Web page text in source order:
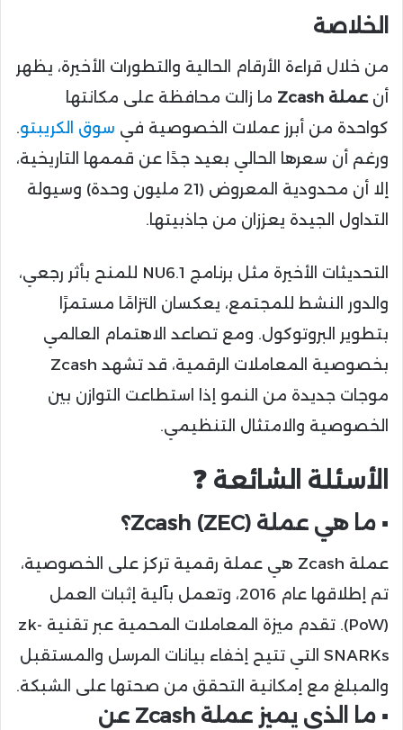
الخلاصة
من خلال قراءة الأرقام الحالية والتطورات الأخيرة، يظهر
أنعملة Zcash
ما زالت محافظة على مكانتها
كواحدة من أبرز عملات الخصوصية في سوق الكريبتو.
ورغم أن سعرها الحالي بعيد جدًا عن قممها التاريخية،
إلا أن محدودية المعروض (21 مليون وحدة) وسيولة
التداول الجيدة يعززان من جاذبيتها.
التحديثات الأخيرة مثل برنامج NU6.1 للمنح بأثر رجعي،
والدور النشط للمجتمع، يعكسان التزامًا مستمرًا
بتطوير البروتوكول. ومع تصاعد الاهتمام العالمي
بخصوصية المعاملات الرقمية، قد تشهد Zcash
موجات جديدة من النمو إذا استطاعت التوازن بين
الخصوصية والامتثال التنظيمي.
الأسئلة الشائعة ❓️
▪️ ما هي عملة Zcash (ZEC)؟
عملة Zcash هي عملة رقمية تركز على الخصوصية،
تم إطلاقها عام 2016، وتعمل بآلية إثبات العمل
(PoW). تقدم ميزة المعاملات المحمية عبر تقنية zk-
SNARKs التي تتيح إخفاء بيانات المرسل والمستقبل
والمبلغ مع إمكانية التحقق من صحتها على الشبكة.
▪️ ما الذي يميز عملة Zcash عن